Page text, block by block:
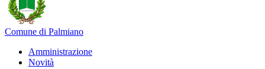
Comune di Palmiano
Amministrazione
Novità